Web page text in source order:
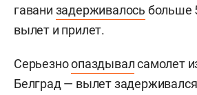
гавани задерживалось больше
вылет и прилет.
Серьезноопаздывалсамолет
Белград — вылет